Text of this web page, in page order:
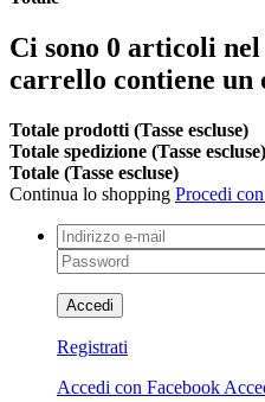
Ci sono 0 articoli
carrello contiene un
Totale prodotti (Tasse escluse)
Totale spedizione (Tasse escluse)
Totale (Tasse escluse)
Continua lo shopping Procedi
Accedi
Registrati
Accedi con Facebook